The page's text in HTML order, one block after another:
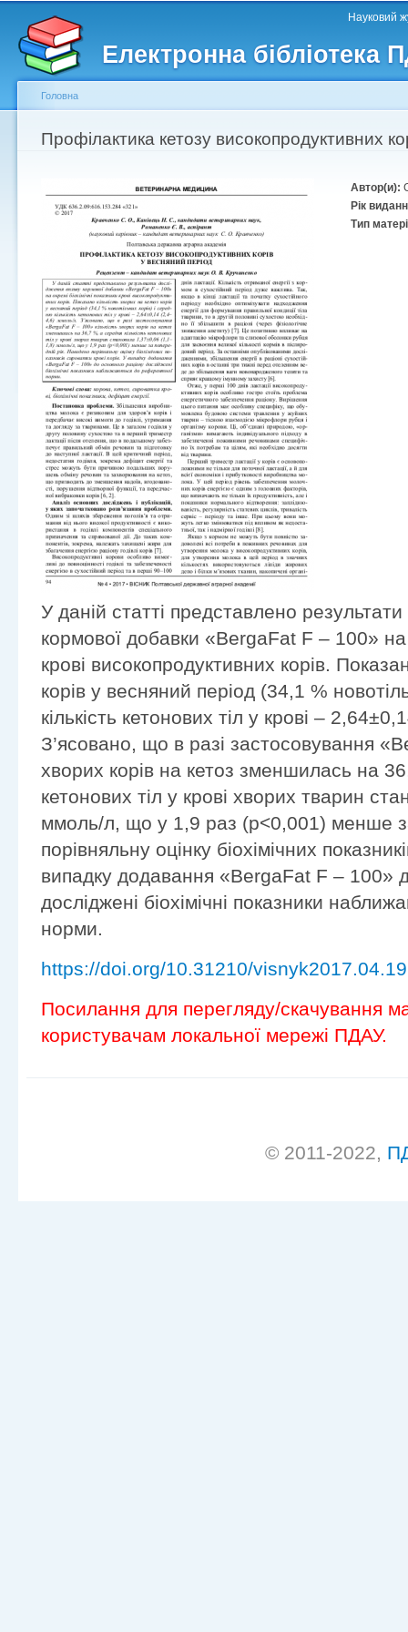
Електронна бібліотека
Головне меню Науковий
Другорядне меню
Ви є тут
Головна
Профілактика кетозу високопродуктивних
Автор(и):
Рік
Тип
У даній статті представлено
кормової добавки «BergaFat F – 100» на
крові високопродуктивних корів.
корів у весняний період (34,1 %
кількість кетонових тіл у крові –
З’ясовано, що в разі застосовування
хворих корів на кетоз зменшилась на
кетонових тіл у крові хворих тварин
ммоль/л, що у 1,9 раз (р<0,001) менше
порівняльну оцінку біохімічних
випадку додавання «BergaFat F – 100»
досліджені біохімічні показники
норми.
https://doi.org/10.31210/visnyk2017.04.19
Посилання для перегляду/скачування
користувачам локальної мережі ПДАУ.
© 2011-2022,